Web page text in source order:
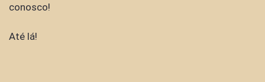
conosco!
Até lá!